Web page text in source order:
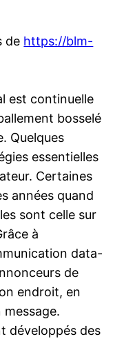
de https://blm-
est continuelle
bosselé
Quelques
essentielles
Certaines
années quand
sont celle sur
à
data-
de
endroit, en
développés des